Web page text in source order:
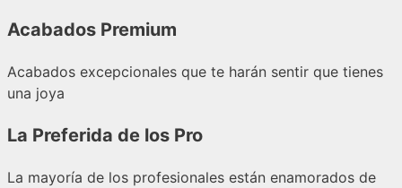
Acabados Premium
Acabados excepcionales que te harán sentir que tienes
una joya
La Preferida de los Pro
La mayoría de los profesionales están enamorados de